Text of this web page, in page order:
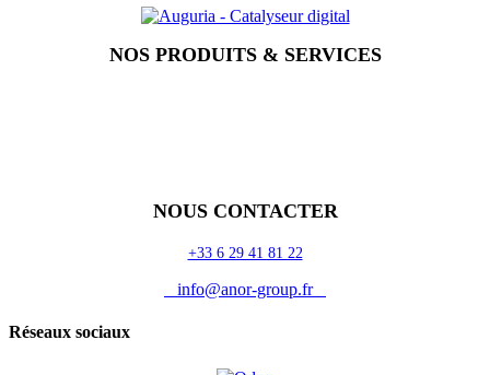
NOS PRODUITS & SERVICES
NOUS CONTACTER
+33 6 29 41 81 22
info@anor-group.fr
Réseaux sociaux